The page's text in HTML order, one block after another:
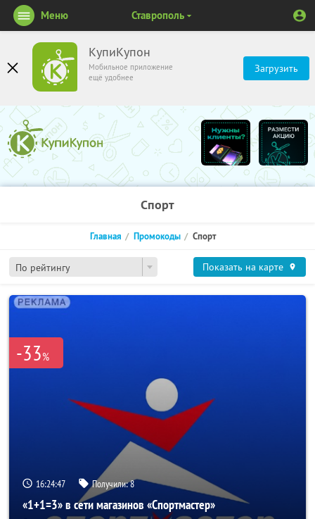
КупиКупон
Мобильное приложение
ещё удобнее
Загрузить
Меню Ставрополь
Спорт
По рейтингу
Главная Промокоды Спорт
Показать на карте
-33%
16:24:46 Получили:8
«1+1=3» в сети магазинов «Спортмастер»